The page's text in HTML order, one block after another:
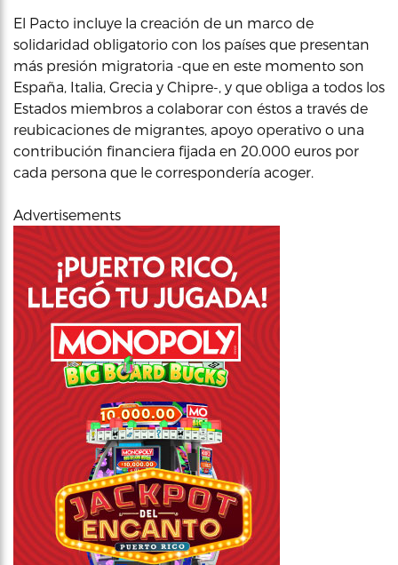
El Pacto incluye la creación de un marco de
solidaridad obligatorio con los países que presentan
más presión migratoria -que en este momento son
España, Italia, Grecia y Chipre-, y que obliga a todos los
Estados miembros a colaborar con éstos a través de
reubicaciones de migrantes, apoyo operativo o una
contribución financiera fijada en 20.000 euros por
cada persona que le correspondería acoger.
Advertisements